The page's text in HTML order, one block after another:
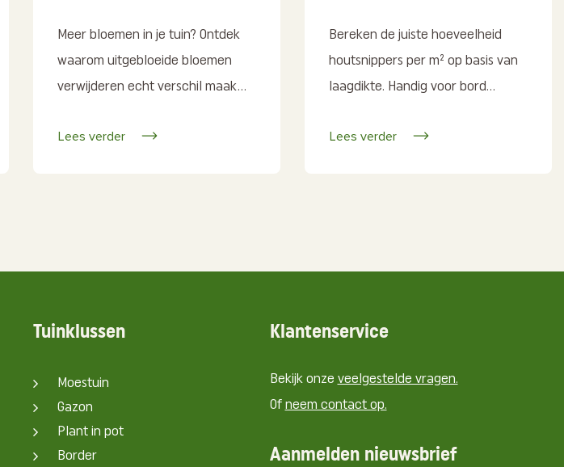
Meer bloemen in je tuin? Ontdek
waarom uitgebloeide bloemen
verwijderen echt verschil maak...
Lees verder
Bereken de juiste hoeveelheid
houtsnippers per m² op basis van
laagdikte. Handig voor bord...
Lees verder
Tuinklussen
Moestuin
Gazon
Plant in pot
Border
Klantenservice
Bekijk onze veelgestelde vragen.
Of neem contact op.
Aanmelden nieuwsbrief